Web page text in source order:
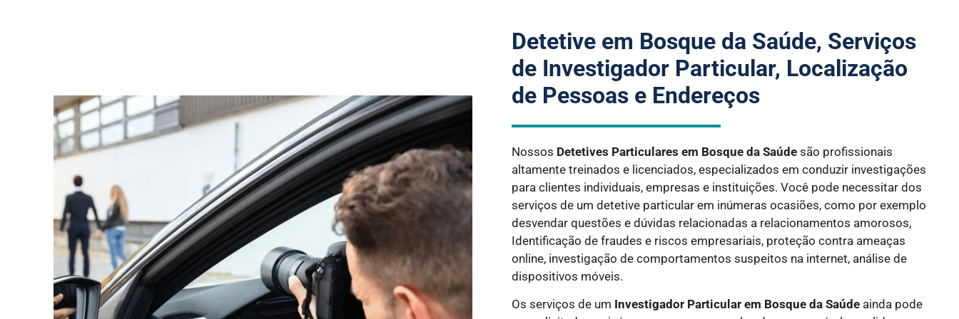
Detetive em Bosque da Saúde, Serviços
de Investigador Particular, Localização
de Pessoas e Endereços
Nossos Detetives Particulares em Bosque da Saúde são profissionais
altamente treinados e licenciados, especializados em conduzir investigações
para clientes individuais, empresas e instituições. Você pode necessitar dos
serviços de um detetive particular em inúmeras ocasiões, como por exemplo
desvendar questões e dúvidas relacionadas a relacionamentos amorosos,
Identificação de fraudes e riscos empresariais, proteção contra ameaças
online, investigação de comportamentos suspeitos na internet, análise de
dispositivos móveis.
Os serviços de um Investigador Particular em Bosque da Saúde ainda pode